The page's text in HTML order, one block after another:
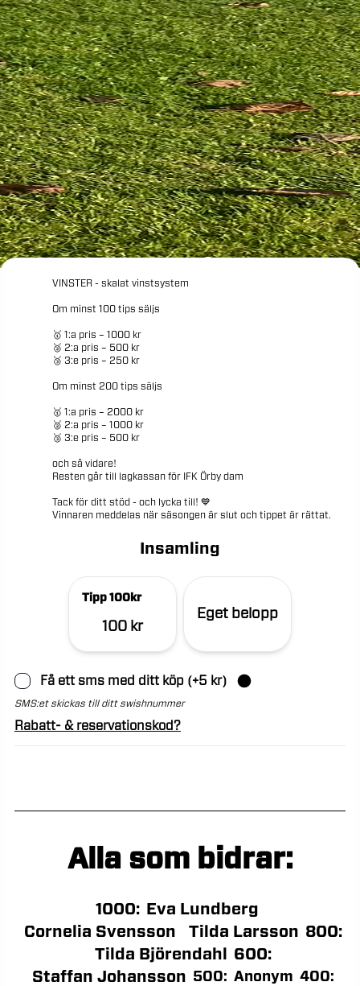
VINSTER - skalat vinstsystem
Om minst 100 tips säljs
🥇 1:a pris – 1000 kr
🥈 2:a pris – 500 kr
🥉 3:e pris – 250 kr
Om minst 200 tips säljs
🥇 1:a pris – 2000 kr
🥈 2:a pris – 1000 kr
🥉 3:e pris – 500 kr
och så vidare!
Resten går till lagkassan för IFK Örby dam
Tack för ditt stöd - och lycka till! 💙
Vinnaren meddelas när säsongen är slut och tippet är rättat.
Insamling
Tipp 100kr
100 kr
Eget belopp
Få ett sms med ditt köp(+5 kr)
SMS:et skickas till ditt swishnummer
Rabatt- & reservationskod?
Alla som bidrar:
1000:
Eva Lundberg
Cornelia Svensson
Tilda Larsson 800:
Tilda Björendahl
600:
Staffan Johansson 500: Anonym 400: